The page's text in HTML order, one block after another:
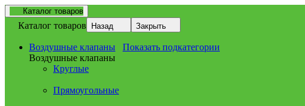
Каталог товаров
Каталог товаров Назад Закрыть
Воздушные клапаны
Показать подкатегории
Воздушные клапаны
Круглые
Прямоугольные